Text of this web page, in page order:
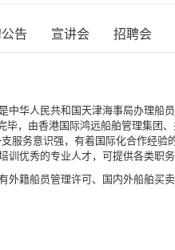
告 宣讲会 招聘会
中华人民共和国天津海事局办理船
毕，由香港国际鸿远船舶管理集团
服务意识强，有着国际化合作经
训优秀的专业人才，可提供各类
籍船员管理许可、国内外船舶买卖